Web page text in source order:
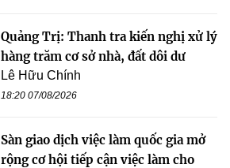
Quảng Trị: Thanh tra kiến nghị xử lý
hàng trăm cơ sở nhà, đất dôi dư
Lê Hữu Chính
18:20 07/08/2026
Sàn giao dịch việc làm quốc gia mở
rộng cơ hội tiếp cận việc làm cho